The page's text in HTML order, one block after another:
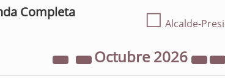
Completa ☐ Alcalde-
Octubre2026